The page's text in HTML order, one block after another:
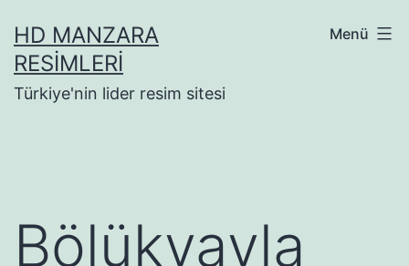
geçHD MANZARA
RESIMLERI
Türkiye'nin lider resim sitesi
Menü
Bölükyayla